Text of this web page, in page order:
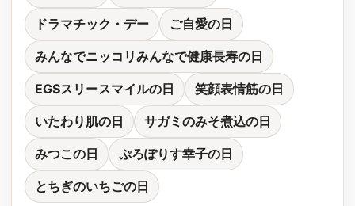
ドラマチック・デー ご自愛の日
みんなでニッコリみんなで健康長寿の日
EGSスリースマイルの日 笑顔表情筋の日
いたわり肌の日 サガミのみそ煮込の日
みつこの日 ぷろぽりす幸子の日
とちぎのいちごの日